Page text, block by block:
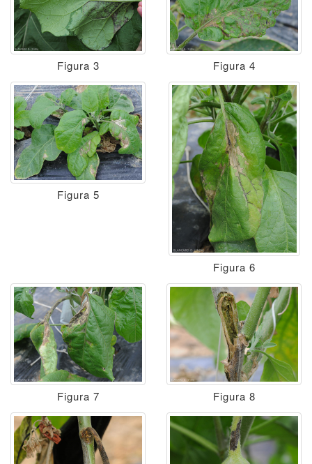
Figura 3 Figura 4
Figura 5
Figura 6
Figura 7 Figura 8